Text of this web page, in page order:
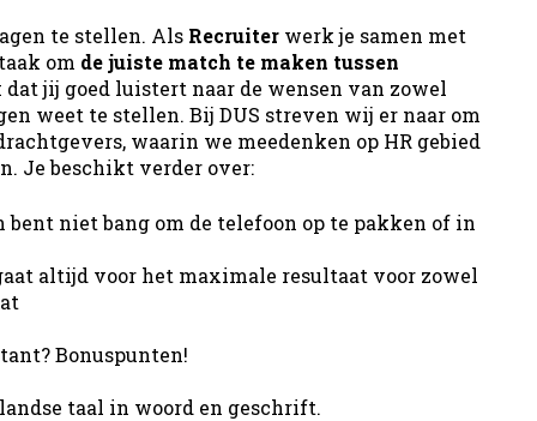
te stellen. Als Recruiter werk je samen met
om de juiste match te maken tussen
jij goed luistert naar de wensen van zowel
weet te stellen. Bij DUS streven wij er naar om
waarin we meedenken op HR gebied
Je beschikt verder over:
niet bang om de telefoon op te pakken of in
altijd voor het maximale resultaat voor zowel
Bonuspunten!
taal in woord en geschrift.